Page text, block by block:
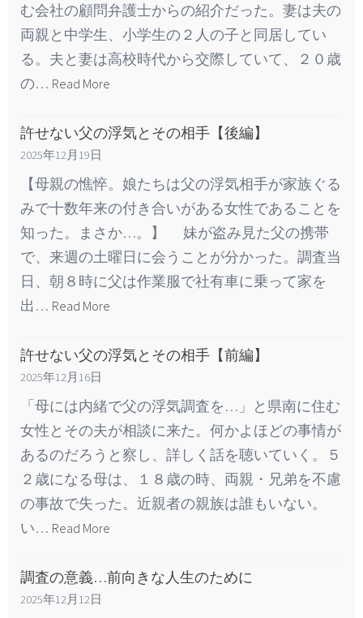
む会社の顧問弁護士からの紹介だった。妻は夫の
両親と中学生、小学生の２人の子と同居してい
る。夫と妻は高校時代から交際していて、２０歳
の… Read More
許せない父の浮気とその相手【後編】
2025年12月19日
【母親の憔悴。娘たちは父の浮気相手が家族ぐる
みで十数年来の付き合いがある女性であることを
知った。まさか…。】 妹が盗み見た父の携帯
で、来週の土曜日に会うことが分かった。調査当
日、朝８時に父は作業服で社有車に乗って家を
出… Read More
許せない父の浮気とその相手【前編】
2025年12月16日
「母には内緒で父の浮気調査を…」と県南に住む
女性とその夫が相談に来た。何かよほどの事情が
あるのだろうと察し、詳しく話を聴いていく。５
２歳になる母は、１８歳の時、両親・兄弟を不慮
の事故で失った。近親者の親族は誰もいない。
い… Read More
調査の意義…前向きな人生のために
2025年12月12日